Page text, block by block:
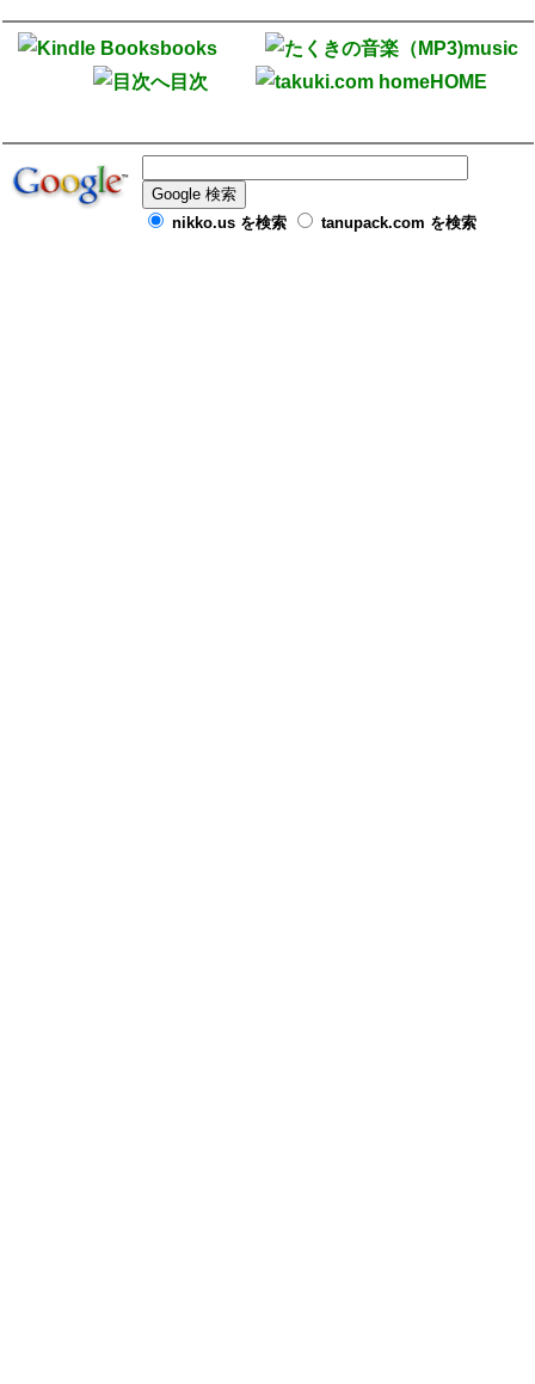
books
music
目次
HOME
nikko.us を検索 tanupack.com を検索